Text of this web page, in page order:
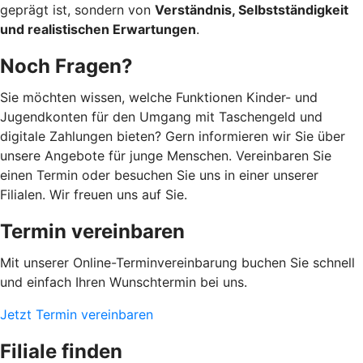
geprägt ist, sondern von Verständnis, Selbstständigkeit
und realistischen Erwartungen.
Noch Fragen?
Sie möchten wissen, welche Funktionen Kinder- und
Jugendkonten für den Umgang mit Taschengeld und
digitale Zahlungen bieten? Gern informieren wir Sie über
unsere Angebote für junge Menschen. Vereinbaren Sie
einen Termin oder besuchen Sie uns in einer unserer
Filialen. Wir freuen uns auf Sie.
Termin vereinbaren
Mit unserer Online-Terminvereinbarung buchen Sie schnell
und einfach Ihren Wunschtermin bei uns.
Jetzt Termin vereinbaren
Filiale finden